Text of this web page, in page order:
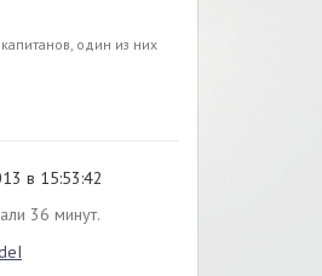
один из них
в 15:53:42
36 минут.